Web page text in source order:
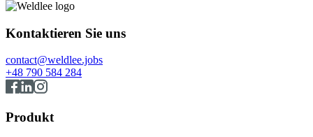
Kontaktieren Sie uns
contact@weldlee.jobs
+48 790 584 284
Produkt